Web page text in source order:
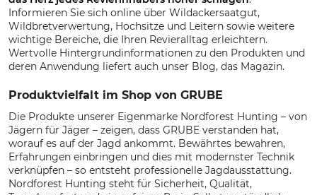
Informieren Sie sich online über Wildackersaatgut,
Wildbretverwertung, Hochsitze und Leitern sowie weitere
wichtige Bereiche, die Ihren Revieralltag erleichtern.
Wertvolle Hintergrundinformationen zu den Produkten und
deren Anwendung liefert auch unser Blog, das Magazin.
Produktvielfalt im Shop von GRUBE
Die Produkte unserer Eigenmarke Nordforest Hunting – von
Jägern für Jäger – zeigen, dass GRUBE verstanden hat,
worauf es auf der Jagd ankommt. Bewährtes bewahren,
Erfahrungen einbringen und dies mit modernster Technik
verknüpfen – so entsteht professionelle Jagdausstattung.
Nordforest Hunting steht für Sicherheit, Qualität,